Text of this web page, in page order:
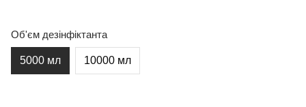
Об'єм дезінфіктанта
5000 мл 10000 мл